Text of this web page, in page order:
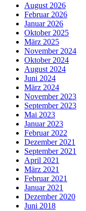
August 2026
Februar 2026
Januar 2026
Oktober 2025
März 2025
November 2024
Oktober 2024
August 2024
Juni 2024
März 2024
November 2023
September 2023
Mai 2023
Januar 2023
Februar 2022
Dezember 2021
September 2021
April 2021
März 2021
Februar 2021
Januar 2021
Dezember 2020
Juni 2018